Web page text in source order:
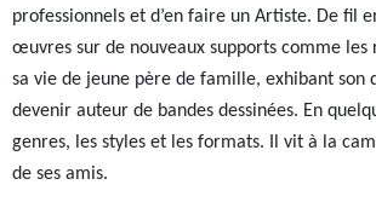
professionnels et d’en faire un Artiste. De fil
œuvres sur de nouveaux supports comme les
sa vie de jeune père de famille, exhibant son
devenir auteur de bandes dessinées. En
genres, les styles et les formats. Il vit à la
de ses amis.